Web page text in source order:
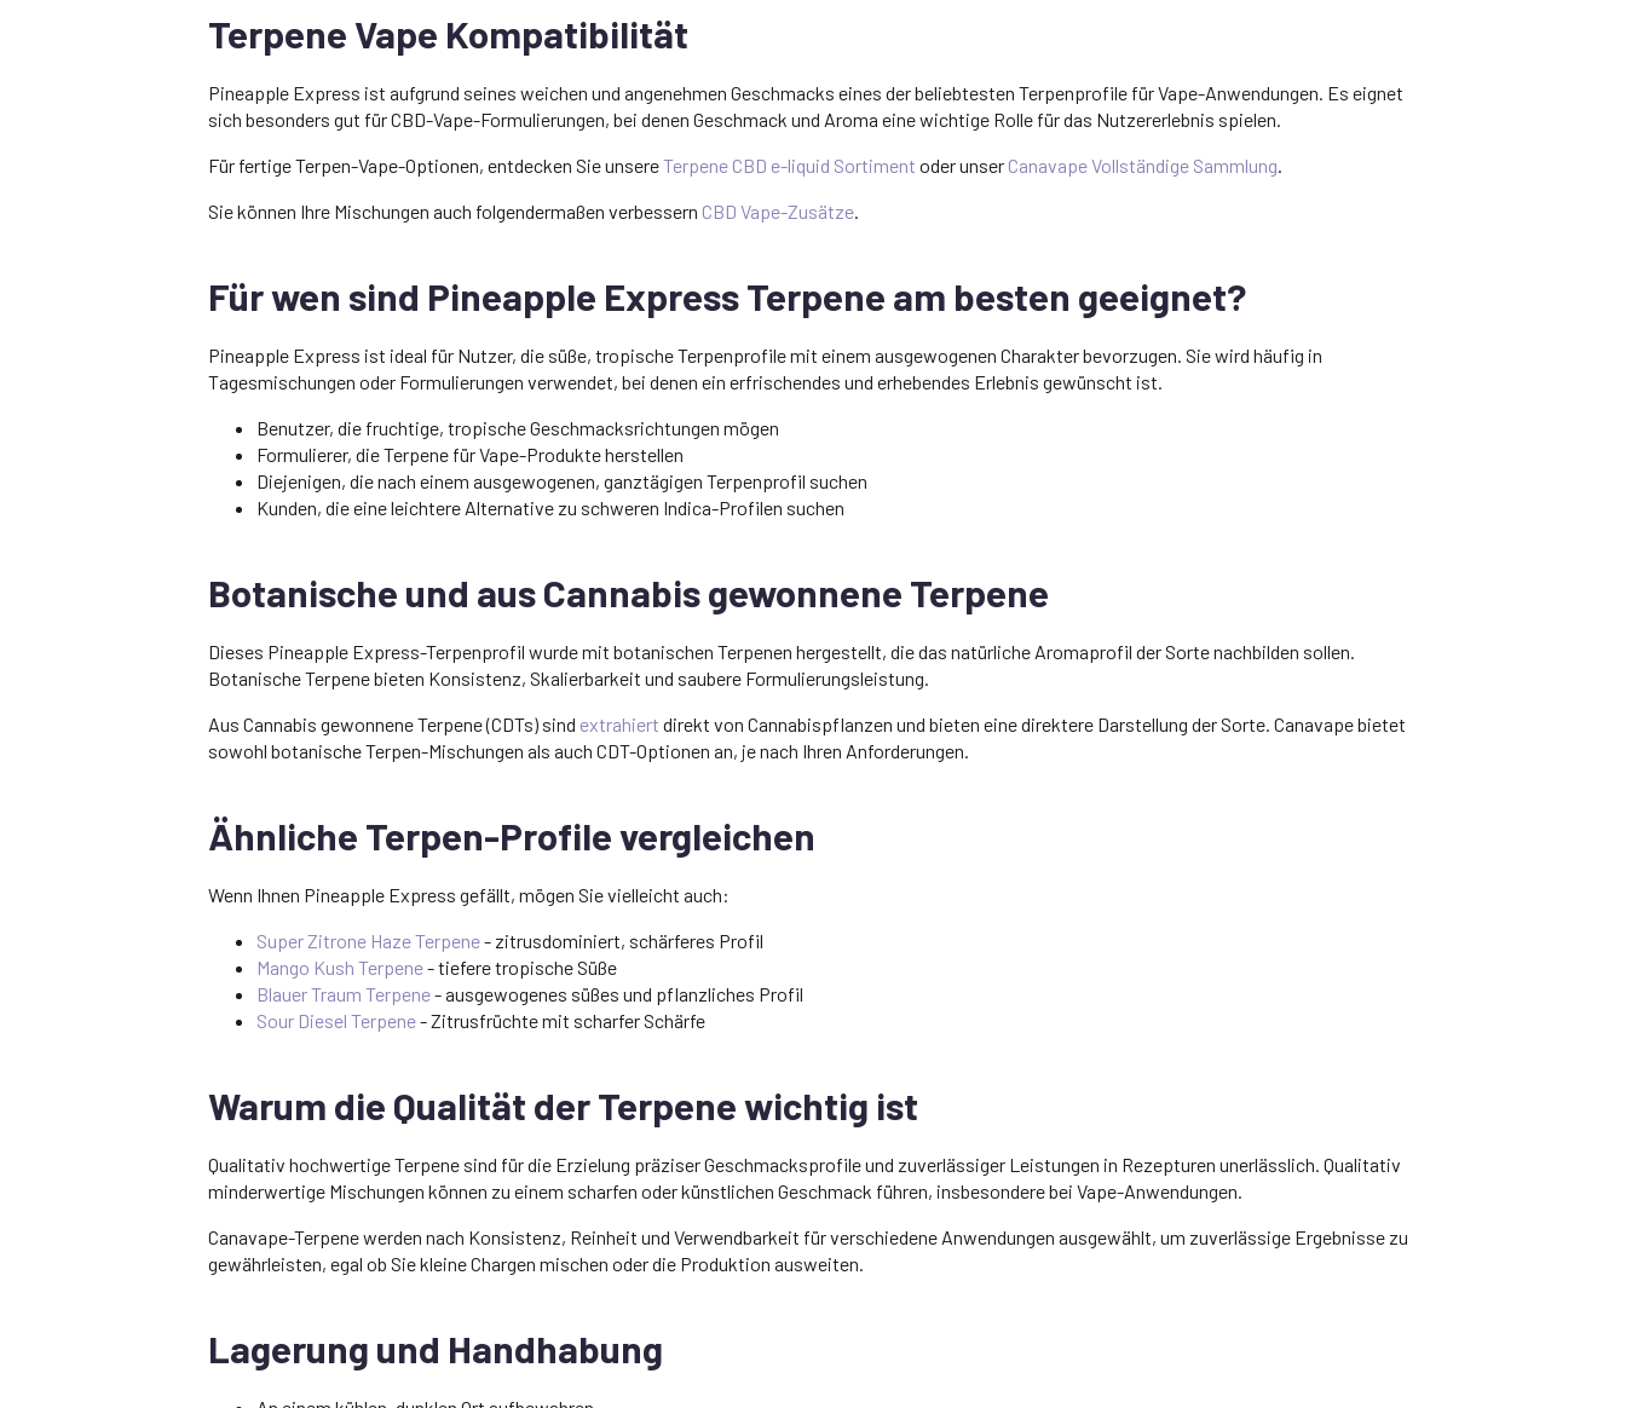
Terpene Vape Kompatibilität
Pineapple Express ist aufgrund seines weichen und angenehmen Geschmacks eines der beliebtesten Terpenprofile für Vape-Anwendungen. Es eignet
sich besonders gut für CBD-Vape-Formulierungen, bei denen Geschmack und Aroma eine wichtige Rolle für das Nutzererlebnis spielen.
Für fertige Terpen-Vape-Optionen, entdecken Sie unsereTerpene CBD e-liquid Sortiment oder unser Canavape Vollständige Sammlung.
Sie können Ihre Mischungen auch folgendermaßen verbessern CBD Vape-Zusätze.
Für wen sind Pineapple Express Terpene am besten geeignet?
Pineapple Express ist ideal für Nutzer, die süße, tropische Terpenprofile mit einem ausgewogenen Charakter bevorzugen. Sie wird häufig in
Tagesmischungen oder Formulierungen verwendet, bei denen ein erfrischendes und erhebendes Erlebnis gewünscht ist.
Benutzer, die fruchtige, tropische Geschmacksrichtungen mögen
Formulierer, die Terpene für Vape-Produkte herstellen
Diejenigen, die nach einem ausgewogenen, ganztägigen Terpenprofil suchen
Kunden, die eine leichtere Alternative zu schweren Indica-Profilen suchen
Botanische und aus Cannabis gewonnene Terpene
Dieses Pineapple Express-Terpenprofil wurde mit botanischen Terpenen hergestellt, die das natürliche Aromaprofil der Sorte nachbilden sollen.
Botanische Terpene bieten Konsistenz, Skalierbarkeit und saubere Formulierungsleistung.
Aus Cannabis gewonnene Terpene (CDTs) sind extrahiert direkt von Cannabispflanzen und bieten eine direktere Darstellung der Sorte. Canavape bietet
sowohl botanische Terpen-Mischungen als auch CDT-Optionen an, je nach Ihren Anforderungen.
Ähnliche Terpen-Profile vergleichen
Wenn Ihnen Pineapple Express gefällt, mögen Sie vielleicht auch:
Super Zitrone Haze Terpene- zitrusdominiert, schärferes Profil
Mango Kush Terpene- tiefere tropische Süße
Blauer Traum Terpene- ausgewogenes süßes und pflanzliches Profil
Sour Diesel Terpene- Zitrusfrüchte mit scharfer Schärfe
Warum die Qualität der Terpene wichtig ist
Qualitativ hochwertige Terpene sind für die Erzielung präziser Geschmacksprofile und zuverlässiger Leistungen in Rezepturen unerlässlich. Qualitativ
minderwertige Mischungen können zu einem scharfen oder künstlichen Geschmack führen, insbesondere bei Vape-Anwendungen.
Canavape-Terpene werden nach Konsistenz, Reinheit und Verwendbarkeit für verschiedene Anwendungen ausgewählt, um zuverlässige Ergebnisse zu
gewährleisten, egal ob Sie kleine Chargen mischen oder die Produktion ausweiten.
Lagerung und Handhabung